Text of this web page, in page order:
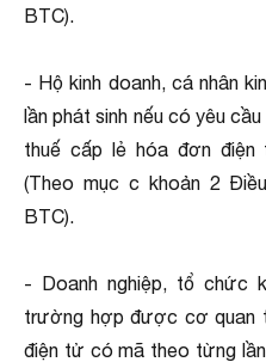
BTC).
- Hộ kinh doanh, cá nhân
lần phát sinh nếu có yêu
thuế cấp lẻ hóa đơn
(Theo mục c khoản 2
BTC).
- Doanh nghiệp, tổ chức
trường hợp được cơ quan
điện tử có mã theo từng